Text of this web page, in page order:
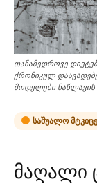
თანამედროვე
ქრონიკულ
მოდელები ნაწლავის
საშუალო
მაღალი